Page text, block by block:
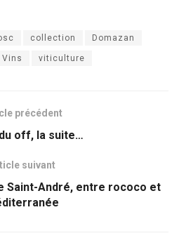
collection Domazan
Vins viticulture
précédent
du off, la suite…
suivant
Saint-André, entre rococo et